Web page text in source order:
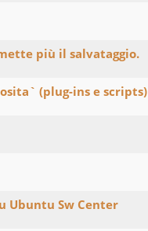
più il salvataggio.
(plug-ins e scripts)
Ubuntu Sw Center